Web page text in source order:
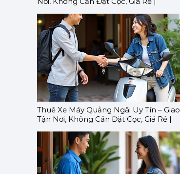
Thuê Xe Máy Quảng Ngãi Uy Tín – Giao
Tận Nơi, Không Cần Đặt Cọc, Giá Rẻ |